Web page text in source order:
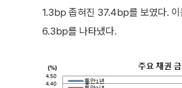
1.3bp 좁혀진 37.4bp를 보였다.
6.3bp를 나타냈다.